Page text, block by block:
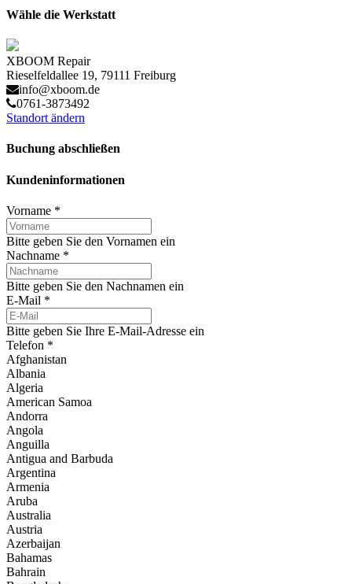
Wähle die Werkstatt
XBOOM Repair
Rieselfeldallee 19, 79111 Freiburg
info@xboom.de
0761-3873492
Standort ändern
Buchung abschließen
Kundeninformationen
Vorname *
Bitte geben Sie den Vornamen ein
Nachname *
Bitte geben Sie den Nachnamen ein
E-Mail *
Bitte geben Sie Ihre E-Mail-Adresse ein
Telefon *
Afghanistan
Albania
Algeria
American Samoa
Andorra
Angola
Anguilla
Antigua and Barbuda
Argentina
Armenia
Aruba
Australia
Austria
Azerbaijan
Bahamas
Bahrain